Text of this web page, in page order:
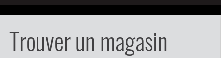
Trouver un magasin